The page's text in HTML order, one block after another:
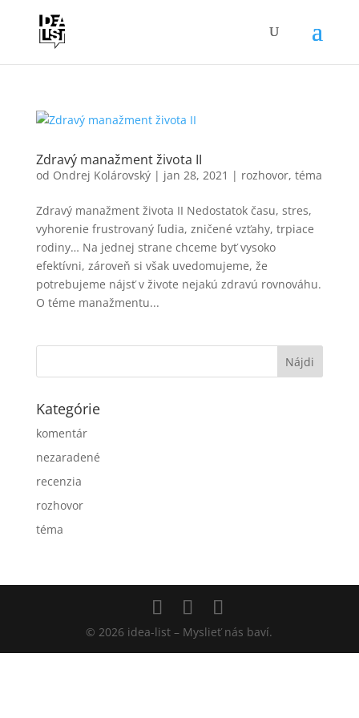
Zdravý manažment života II
od Ondrej Kolárovský| jan 28, 2021 | rozhovor, téma
Zdravý manažment života II Nedostatok času, stres,
vyhorenie frustrovaný ľudia, zničené vzťahy, trpiace
rodiny… Na jednej strane chceme byť vysoko
efektívni, zároveň si však uvedomujeme, že
potrebujeme nájsť v živote nejakú zdravú rovnováhu.
O téme manažmentu...
Kategórie
komentár
nezaradené
recenzia
rozhovor
téma
© 2026 idea-list – Myslieť nás baví.